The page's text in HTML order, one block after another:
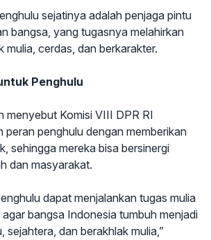
sejatinya adalah penjaga pintu
bangsa, yang tugasnya melahirkan
mulia, cerdas, dan berkarakter.
Penghulu
menyebut Komisi VIII DPR RI
peran penghulu dengan memberikan
sehingga mereka bisa bersinergi
dan masyarakat.
dapat menjalankan tugas mulia
bangsa Indonesia tumbuh menjadi
sejahtera, dan berakhlak mulia,”